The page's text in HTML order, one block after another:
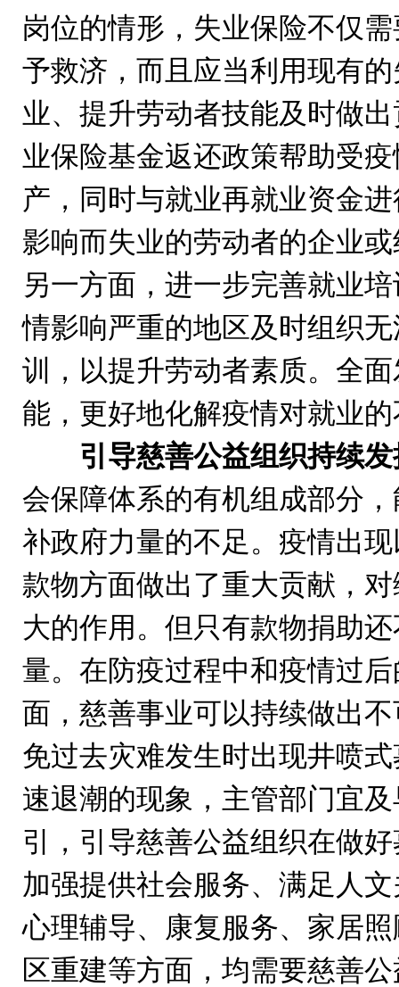
岗位的情形，失业保险不仅
予救济，而且应当利用现有
业、提升劳动者技能及时做
业保险基金返还政策帮助受
产，同时与就业再就业资金
影响而失业的劳动者的企业
另一方面，进一步完善就业
情影响严重的地区及时组织
训，以提升劳动者素质。全
能，更好地化解疫情对就业
引导慈善公益组织持续
会保障体系的有机组成部分
补政府力量的不足。疫情出
款物方面做出了重大贡献，
大的作用。但只有款物捐助
量。在防疫过程中和疫情过
面，慈善事业可以持续做出
免过去灾难发生时出现井喷
速退潮的现象，主管部门宜
引，引导慈善公益组织在做
加强提供社会服务、满足人
心理辅导、康复服务、家居
区重建等方面，均需要慈善